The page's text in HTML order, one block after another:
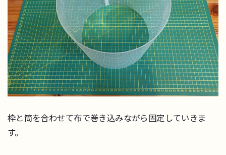
枠と筒を合わせて布で巻き込みながら固定していきま
す。